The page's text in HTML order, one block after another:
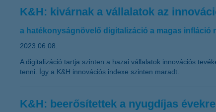
K&H: kivárnak a vállalatok az
a hatékonyságnövelő digitalizáció a magas infláció
2023.06.08.
A digitalizáció tartja szinten a hazai vállalatok innovációs
tenni. Így a K&H innovációs indexe szinten maradt.
K&H: beerősítettek a nyugdíjas